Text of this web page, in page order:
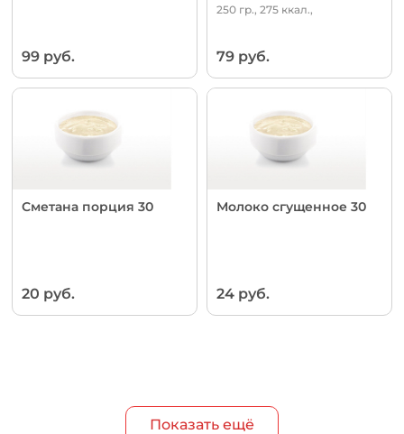
99 руб.
250 гр., 275 ккал.,
79 руб.
Сметана порция 30
20 руб.
Молоко сгущенное 30
24 руб.
Показать ещё